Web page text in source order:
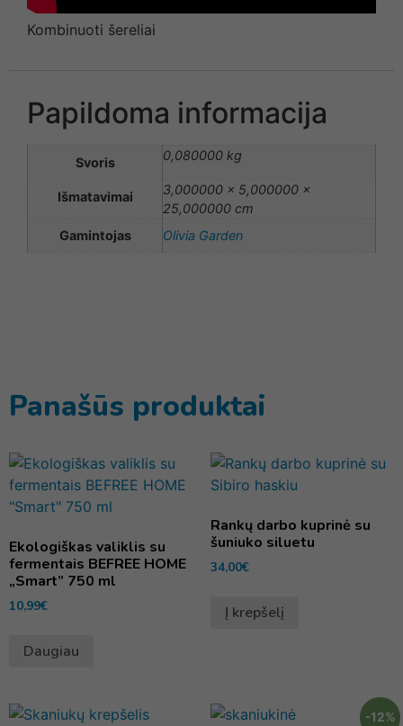
Kombinuoti šereliai
Papildoma informacija
Svoris 0,080000 kg
Išmatavimai
3,000000 × 5,000000 ×
25,000000 cm
Gamintojas
Olivia Garden
Panašūs produktai
Ekologiškas valiklis su
fermentais BEFREE HOME
„Smart” 750 ml
10,99€
Daugiau
Rankų darbo kuprinė su
šuniuko siluetu
34,00€
Į krepšelį
-12%